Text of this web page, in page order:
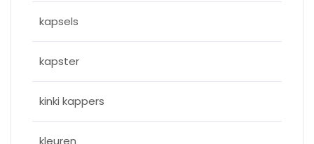
kapsels
kapster
kinki kappers
kleuren